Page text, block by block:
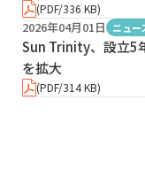
(PDF/336 KB)
2026年04月01日 ニュー
Sun Trinity、設立5
を拡大
(PDF/314 KB)